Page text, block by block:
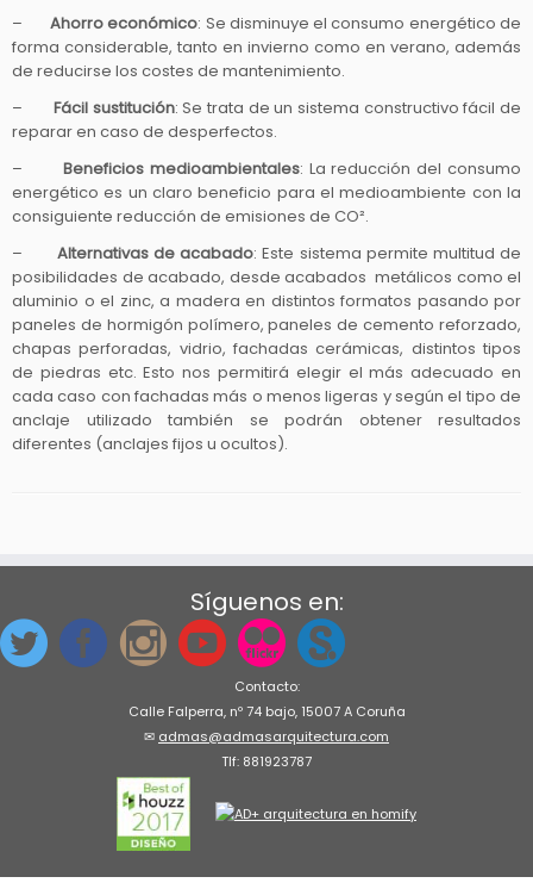
– Ahorro económico: Se disminuye el consumo energético de
forma considerable, tanto en invierno como en verano, además
de reducirse los costes de mantenimiento.
– Fácil sustitución: Se trata de un sistema constructivo fácil de
reparar en caso de desperfectos.
– Beneficios medioambientales: La reducción del consumo
energético es un claro beneficio para el medioambiente con la
consiguiente reducción de emisiones de CO².
– Alternativas de acabado: Este sistema permite multitud de
posibilidades de acabado, desde acabados metálicos como el
aluminio o el zinc, a madera en distintos formatos pasando por
paneles de hormigón polímero, paneles de cemento reforzado,
chapas perforadas, vidrio, fachadas cerámicas, distintos tipos
de piedras etc. Esto nos permitirá elegir el más adecuado en
cada caso con fachadas más o menos ligeras y según el tipo de
anclaje utilizado también se podrán obtener resultados
diferentes (anclajes fijos u ocultos).
Síguenos en:
Contacto:
Calle Falperra, nº 74 bajo, 15007 A Coruña
✉ admas@admasarquitectura.com
Tlf: 881923787